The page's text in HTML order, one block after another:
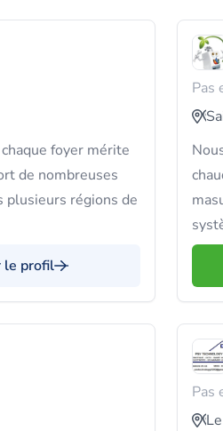
foyer mérite
de nombreuses
plusieurs régions de
le profil
Pas
Pas